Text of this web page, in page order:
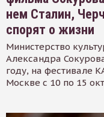
нем Сталин,
спорят о жизни
Министерство
Александра
году, на фестивале
Москве с 10 по 15